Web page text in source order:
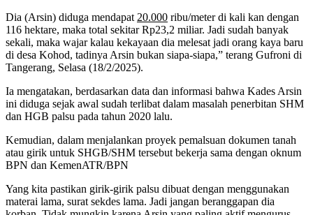
Dia (Arsin) diduga mendapat 20.000 ribu/meter di kali kan dengan
116 hektare, maka total sekitar Rp23,2 miliar. Jadi sudah banyak
sekali, maka wajar kalau kekayaan dia melesat jadi orang kaya baru
di desa Kohod, tadinya Arsin bukan siapa-siapa,” terang Gufroni di
Tangerang, Selasa (18/2/2025).
Ia mengatakan, berdasarkan data dan informasi bahwa Kades Arsin
ini diduga sejak awal sudah terlibat dalam masalah penerbitan SHM
dan HGB palsu pada tahun 2020 lalu.
Kemudian, dalam menjalankan proyek pemalsuan dokumen tanah
atau girik untuk SHGB/SHM tersebut bekerja sama dengan oknum
BPN dan KemenATR/BPN
Yang kita pastikan girik-girik palsu dibuat dengan menggunakan
materai lama, surat sekdes lama. Jadi jangan beranggapan dia